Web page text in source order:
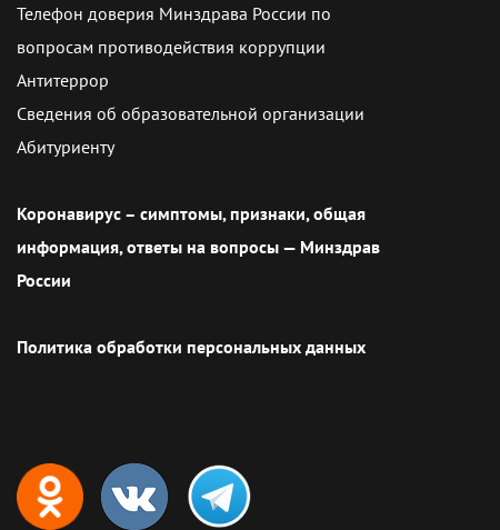
Телефон доверия Минздрава России по
вопросам противодействия коррупции
Антитеррор
Сведения об образовательной организации
Абитуриенту
Коронавирус – симптомы, признаки, общая
информация, ответы на вопросы — Минздрав
России
Политика обработки персональных данных